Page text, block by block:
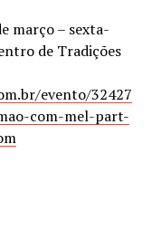
março – sexta-
de Tradições
evento/32427
com-mel-part-